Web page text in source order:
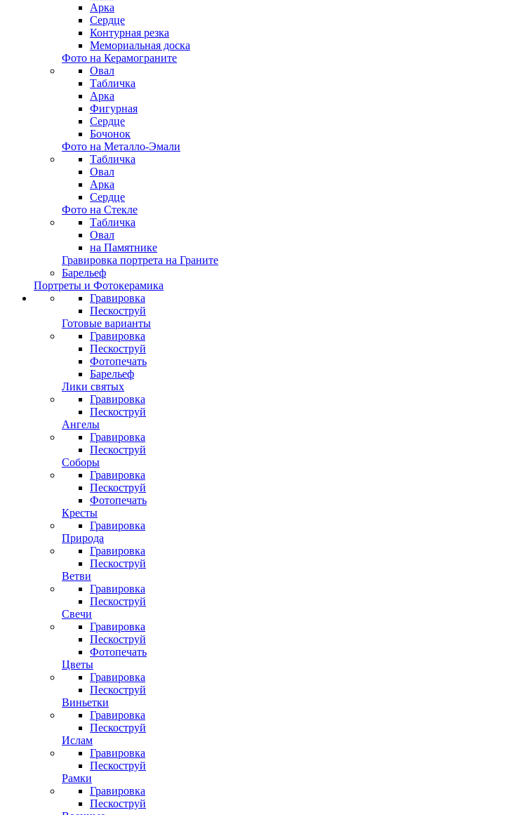
Арка
Сердце
Контурная резка
Мемориальная доска
Фото на Керамограните
Овал
Табличка
Арка
Фигурная
Сердце
Бочонок
Фото на Металло-Эмали
Табличка
Овал
Арка
Сердце
Фото на Стекле
Табличка
Овал
на Памятнике
Гравировка портрета на Граните
Барельеф
Портреты и Фотокерамика
Гравировка
Пескоструй
Готовые варианты
Гравировка
Пескоструй
Фотопечать
Барельеф
Лики святых
Гравировка
Пескоструй
Ангелы
Гравировка
Пескоструй
Соборы
Гравировка
Пескоструй
Фотопечать
Кресты
Гравировка
Природа
Гравировка
Пескоструй
Ветви
Гравировка
Пескоструй
Свечи
Гравировка
Пескоструй
Фотопечать
Цветы
Гравировка
Пескоструй
Виньетки
Гравировка
Пескоструй
Ислам
Гравировка
Пескоструй
Рамки
Гравировка
Пескоструй